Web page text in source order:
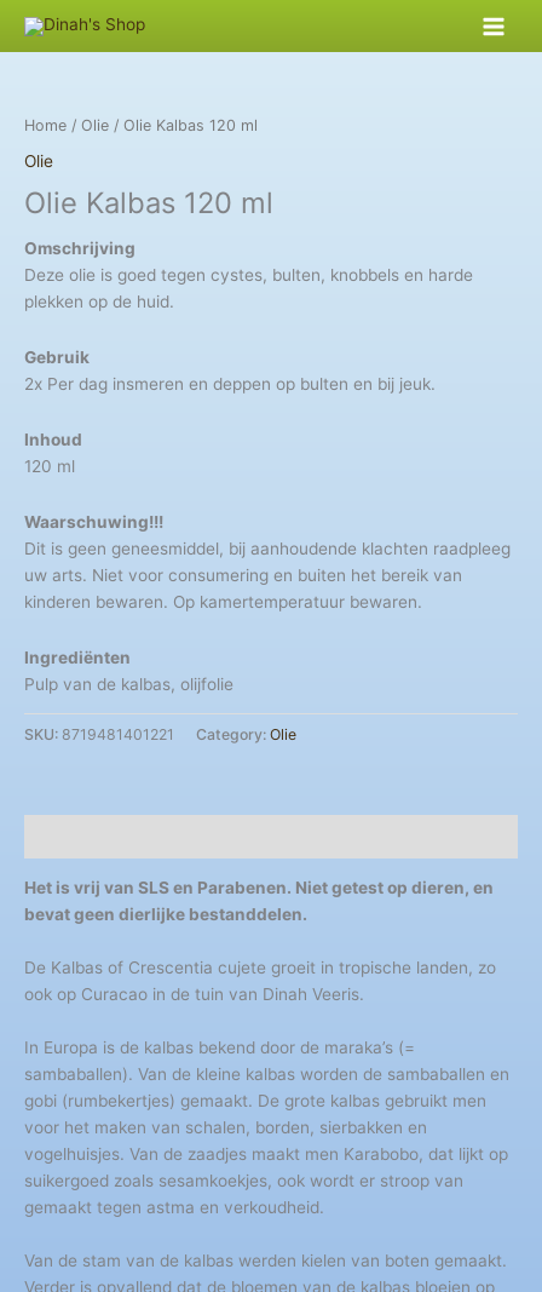
Home / Olie / Olie Kalbas 120 ml
Olie
Olie Kalbas 120 ml
Omschrijving
Deze olie is goed tegen cystes, bulten, knobbels en harde
plekken op de huid.
Gebruik
2x Per dag insmeren en deppen op bulten en bij jeuk.
Inhoud
120 ml
Waarschuwing!!!
Dit is geen geneesmiddel, bij aanhoudende klachten raadpleeg
uw arts. Niet voor consumering en buiten het bereik van
kinderen bewaren. Op kamertemperatuur bewaren.
Ingrediënten
Pulp van de kalbas, olijfolie
SKU: 8719481401221 Category: Olie
Het is vrij van SLS en Parabenen. Niet getest op dieren, en
bevat geen dierlijke bestanddelen.
De Kalbas of Crescentia cujete groeit in tropische landen, zo
ook op Curacao in de tuin van Dinah Veeris.
In Europa is de kalbas bekend door de maraka’s (=
sambaballen). Van de kleine kalbas worden de sambaballen en
gobi (rumbekertjes) gemaakt. De grote kalbas gebruikt men
voor het maken van schalen, borden, sierbakken en
vogelhuisjes. Van de zaadjes maakt men Karabobo, dat lijkt op
suikergoed zoals sesamkoekjes, ook wordt er stroop van
gemaakt tegen astma en verkoudheid.
Van de stam van de kalbas werden kielen van boten gemaakt.
Verder is opvallend dat de bloemen van de kalbas bloeien op